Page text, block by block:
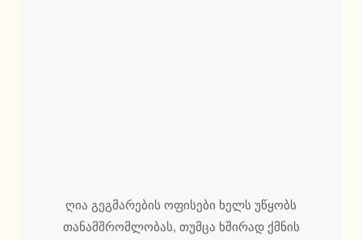
ღია გეგმარების ოფისები ხელს უწყობს
თანამშრომლობას, თუმცა ხშირად ქმნის